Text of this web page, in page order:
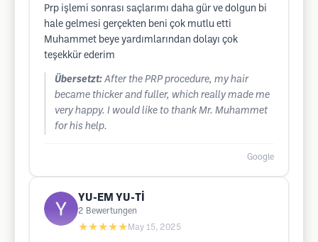
Prp işlemi sonrası saçlarımı daha gür ve dolgun bi
hale gelmesi gerçekten beni çok mutlu etti
Muhammet beye yardımlarından dolayı çok
teşekkür ederim
Übersetzt: After the PRP procedure, my hair
became thicker and fuller, which really made me
very happy. I would like to thank Mr. Muhammet
for his help.
Google
YU-EM YU-Tİ
2 Bewertungen
★★★★★ May 15, 2025